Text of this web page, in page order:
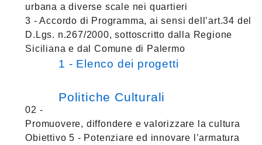
urbana a diverse scale nei quartieri
3 - Accordo di Programma, ai sensi dell’art.34 del
D.Lgs. n.267/2000, sottoscritto dalla Regione
Siciliana e dal Comune di Palermo
1 - Elenco dei progetti
Politiche Culturali
02 -
Promuovere, diffondere e valorizzare la cultura
Obiettivo 5 - Potenziare ed innovare l’armatura